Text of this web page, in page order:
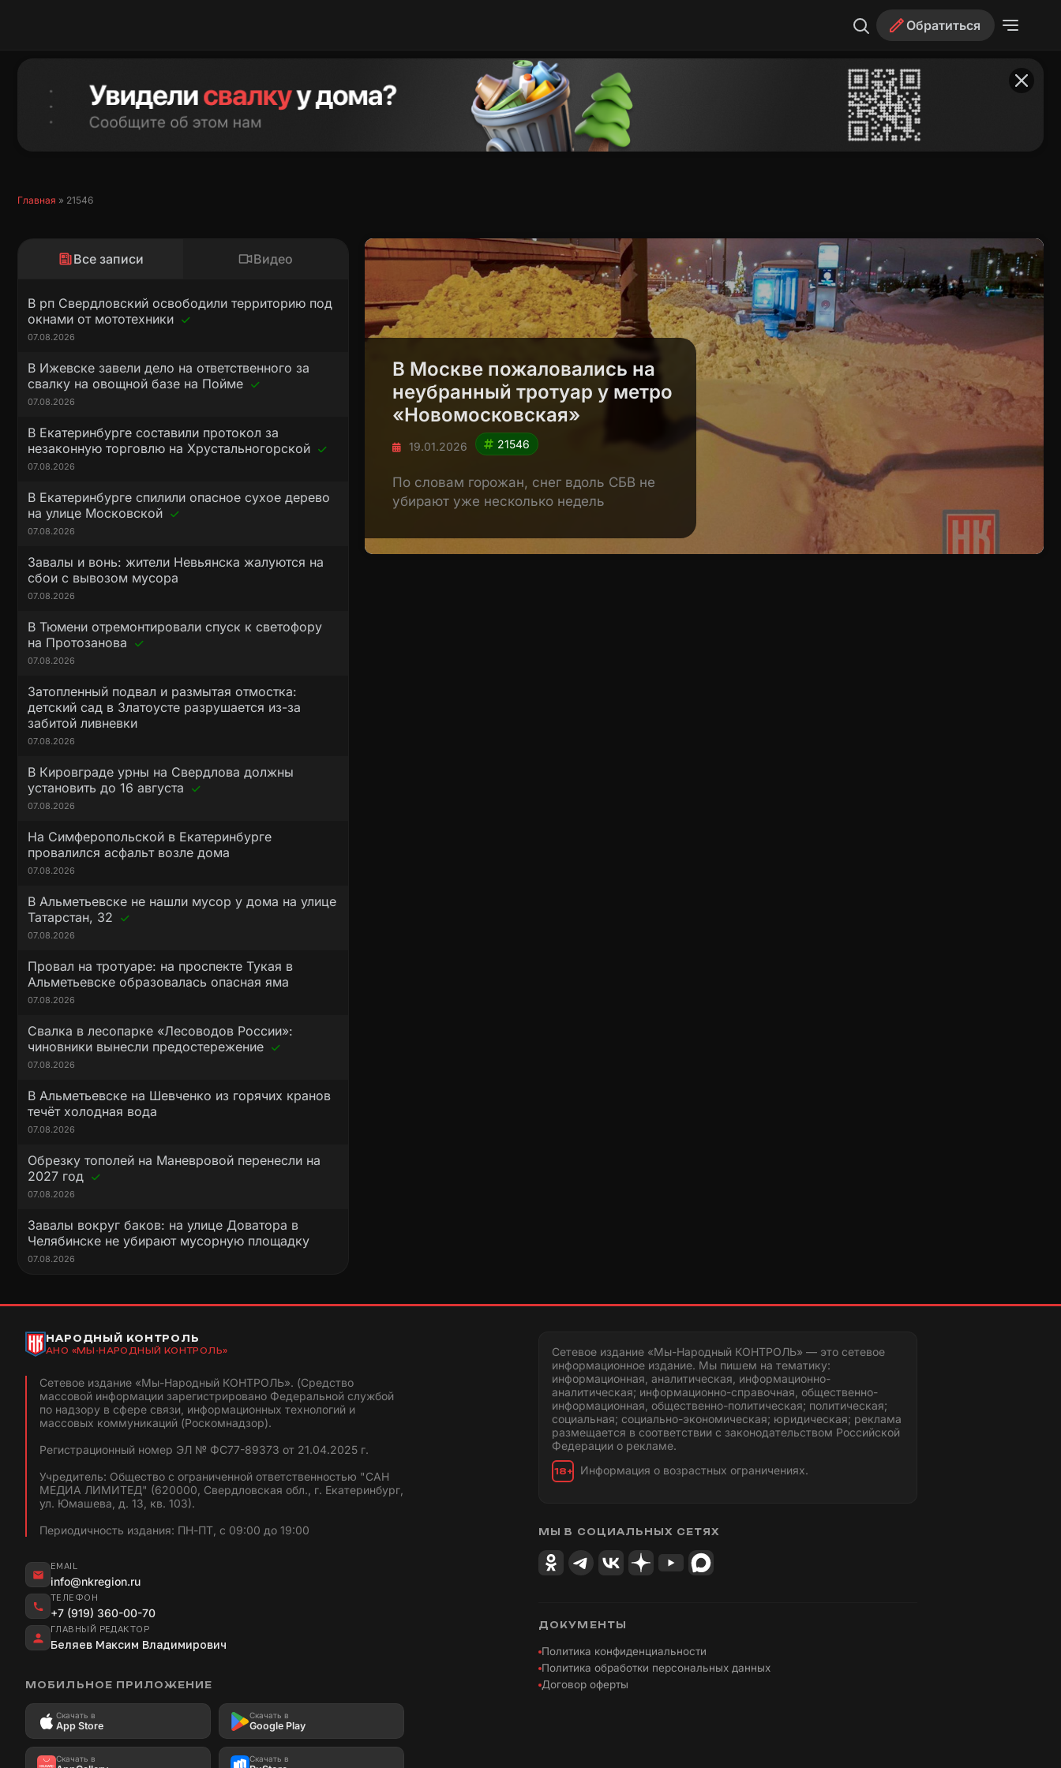
Обратиться
Главная » 21546
Все записи Видео
В рп Свердловский освободили территорию под
окнами от мототехники
07.08.2026
В Ижевске завели дело на ответственного за
свалку на овощной базе на Пойме
07.08.2026
В Екатеринбурге составили протокол за
незаконную торговлю на Хрустальногорской
07.08.2026
В Екатеринбурге спилили опасное сухое дерево
на улице Московской
07.08.2026
Завалы и вонь: жители Невьянска жалуются на
сбои с вывозом мусора
07.08.2026
В Тюмени отремонтировали спуск к светофору
на Протозанова
07.08.2026
Затопленный подвал и размытая отмостка:
детский сад в Златоусте разрушается из-за
забитой ливневки
07.08.2026
В Кировграде урны на Свердлова должны
установить до 16 августа
07.08.2026
На Симферопольской в Екатеринбурге
провалился асфальт возле дома
07.08.2026
В Альметьевске не нашли мусор у дома на улице
Татарстан, 32
07.08.2026
Провал на тротуаре: на проспекте Тукая в
Альметьевске образовалась опасная яма
07.08.2026
Свалка в лесопарке «Лесоводов России»:
чиновники вынесли предостережение
07.08.2026
В Альметьевске на Шевченко из горячих кранов
течёт холодная вода
07.08.2026
Обрезку тополей на Маневровой перенесли на
2027 год
07.08.2026
Завалы вокруг баков: на улице Доватора в
Челябинске не убирают мусорную площадку
07.08.2026
В Москве пожаловались на
неубранный тротуар у метро
«Новомосковская»
19.01.2026 21546
По словам горожан, снег вдоль СБВ не
убирают уже несколько недель
НАРОДНЫЙ КОНТРОЛЬ
АНО «МЫ-НАРОДНЫЙ КОНТРОЛЬ»
Сетевое издание «Мы-Народный КОНТРОЛЬ». (Средство
массовой информации зарегистрировано Федеральной службой
по надзору в сфере связи, информационных технологий и
массовых коммуникаций (Роскомнадзор).
Регистрационный номер ЭЛ № ФС77-89373 от 21.04.2025 г.
Учредитель: Общество с ограниченной ответственностью "САН
МЕДИА ЛИМИТЕД" (620000, Свердловская обл., г. Екатеринбург,
ул. Юмашева, д. 13, кв. 103).
Периодичность издания: ПН-ПТ, с 09:00 до 19:00
EMAIL
info@nkregion.ru
ТЕЛЕФОН
+7 (919) 360-00-70
ГЛАВНЫЙ РЕДАКТОР
Беляев Максим Владимирович
МОБИЛЬНОЕ ПРИЛОЖЕНИЕ
Скачать в
App Store
Скачать в
Google Play
Скачать в Скачать в
Сетевое издание «Мы-Народный КОНТРОЛЬ» — это сетевое
информационное издание. Мы пишем на тематику:
информационная, аналитическая, информационно-
аналитическая; информационно-справочная, общественно-
информационная, общественно-политическая; политическая;
социальная; социально-экономическая; юридическая; реклама
размещается в соответствии с законодательством Российской
Федерации о рекламе.
18+ Информация о возрастных ограничениях.
МЫ В СОЦИАЛЬНЫХ СЕТЯХ
ДОКУМЕНТЫ
Политика конфиденциальности
Политика обработки персональных данных
Договор оферты